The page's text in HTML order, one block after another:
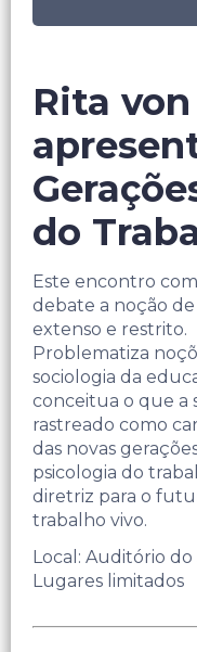
Rita
do
Este encontro
debate a noção
extenso e restrito.
Problematiza
sociologia da
conceitua o que a
rastreado como
das novas
psicologia do
diretriz para o
trabalho vivo.
Local: Auditório do
Lugares limitados